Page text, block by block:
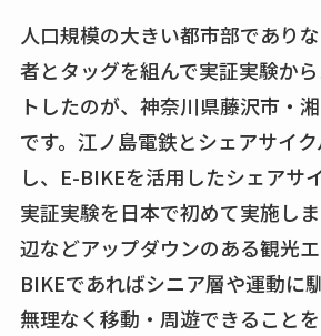
人口規模の大きい都市部であり
者とタッグを組んで実証実験か
トしたのが、神奈川県藤沢市・
です。江ノ島電鉄とシェアサイ
し、E-BIKEを活用したシェアサ
実証実験を日本で初めて実施し
辺などアップダウンのある観光
BIKEであればシニア層や運動に
無理なく移動・周遊できること